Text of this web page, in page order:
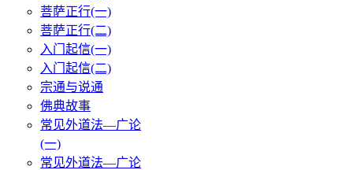
菩萨正行(一)
菩萨正行(二)
入门起信(一)
入门起信(二)
宗通与说通
佛典故事
常见外道法—广论
(一)
常见外道法—广论